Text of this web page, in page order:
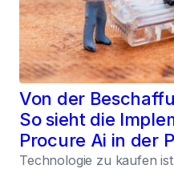
Von der
So sieht die
Procure Ai in der
Technologie zu kaufen